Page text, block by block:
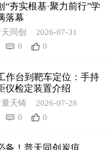
“夯实根基·聚力前行”学
落幕
同创
2026-07-31
0 0
作台到靶车定位：手持
仪检定装置介绍
天铸
2026-07-28
0 0